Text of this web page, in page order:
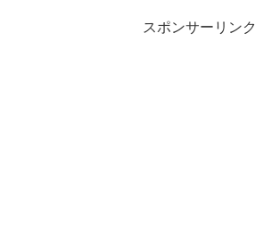
スポンサーリンク